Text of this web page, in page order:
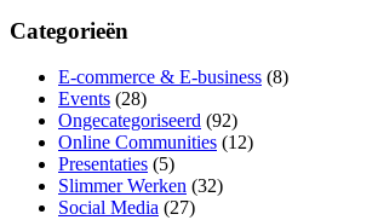
Categorieën
E-commerce & E-business (8)
Events (28)
Ongecategoriseerd (92)
Online Communities (12)
Presentaties (5)
Slimmer Werken (32)
Social Media (27)